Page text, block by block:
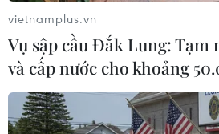
ASEAN và Nhật Bản cũng sẽ
chính thức, trong đó tập
trình hợp tác quốc phòng
thời gian tới.
Đoàn đại biểu Việt Nam do
vietnamplus.vn
Vụ sập cầu Đắk Lung: Tạm
và cấp nước cho khoảng